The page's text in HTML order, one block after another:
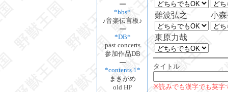
*bbs*
♪音楽伝言板♪
*DB*
past concerts
参加作品DB
*contents 1*
まきがめ
old HP
難波弘之 小
東原力哉
タイトル
※読みでも漢字でも英字